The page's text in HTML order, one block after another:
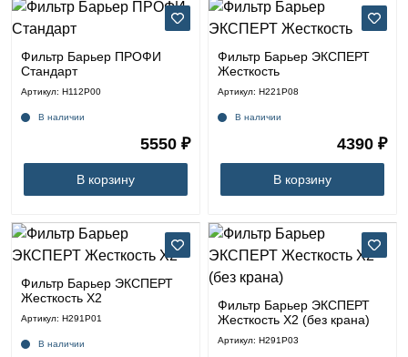
Фильтр Барьер ПРОФИ
Стандарт
Артикул: Н112Р00
В наличии
5550 ₽
В корзину
Фильтр Барьер ЭКСПЕРТ
Жесткость
Артикул: Н221Р08
В наличии
4390 ₽
В корзину
Фильтр Барьер ЭКСПЕРТ
Жесткость Х2
Артикул: Н291Р01
В наличии
Фильтр Барьер ЭКСПЕРТ
Жесткость Х2 (без крана)
Артикул: Н291Р03